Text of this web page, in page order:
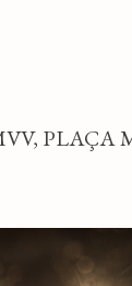
PLAÇA